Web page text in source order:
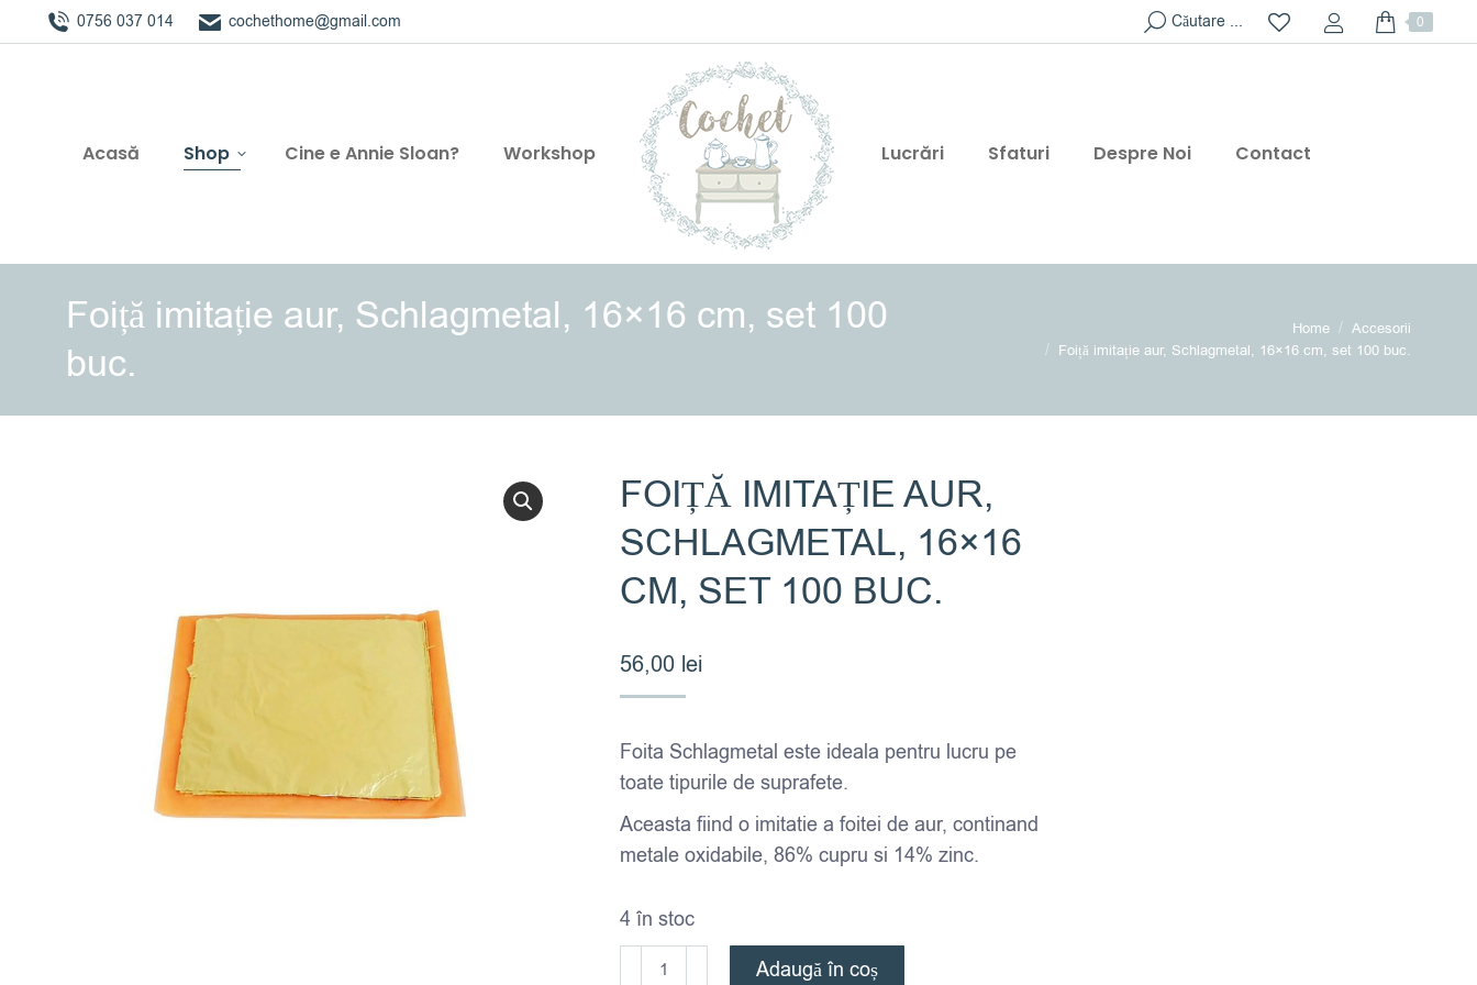
0756 037 014 cochethome@gmail.com Search:Căutare ... 0
Acasă Shop Cine e Annie Sloan? Workshop Lucrări Sfaturi Despre Noi Contact
Foiță imitație aur, Schlagmetal, 16×16 cm, set 100
buc.
Home
Accesorii
Foiță imitație aur, Schlagmetal, 16×16 cm, set 100 buc.
FOIȚĂ IMITAȚIE AUR,
SCHLAGMETAL, 16×16
CM, SET 100 BUC.
56,00 lei
Foita Schlagmetal este ideala pentru lucru pe
toate tipurile de suprafete.
Aceasta fiind o imitatie a foitei de aur, continand
metale oxidabile, 86% cupru si 14% zinc.
4 în stoc
Cantitate
Adaugă în coș